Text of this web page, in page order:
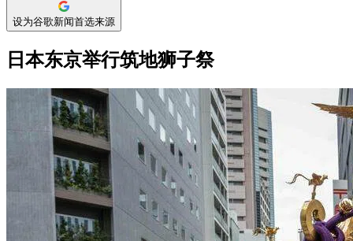
设为谷歌新闻首选来源
日本东京举行筑地狮子祭